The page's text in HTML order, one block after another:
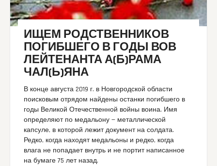
ИЩЕМ РОДСТВЕННИКОВ
ПОГИБШЕГО В ГОДЫ ВОВ
ЛЕЙТЕНАНТА А(Б)РАМА
ЧАЛ(Ь)ЯНА
В конце августа 2019 г. в Новгородской области
поисковым отрядом найдены останки погибшего в
годы Великой Отечественной войны воина. Имя
определяют по медальону — металлической
капсуле, в которой лежит документ на солдата.
Редко, когда находят медальоны и редко, когда
влага не попадает внутрь и не портит написанное
на бумаге 75 лет назад.